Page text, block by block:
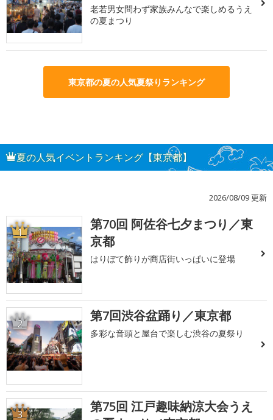
老若男女問わず家族みんなで楽しめるうえ
の夏まつり
東京都の夏の人気夏祭りランキング
夏の人気イベントランキング【東京都】
2026/08/09 更新
1
第70回 阿佐谷七夕まつり／東
京都
はりぼて飾りが商店街いっぱいに登場
2 第7回渋谷盆踊り／東京都
多彩な音頭と屋台で楽しむ渋谷の夏祭り
3
第75回 江戸趣味納涼大会うえ